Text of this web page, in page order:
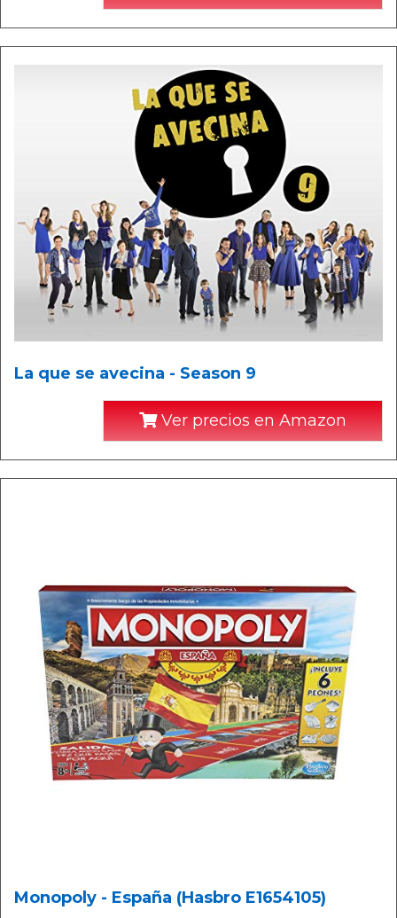
La que se avecina - Season 9
Ver precios en Amazon
Monopoly - España (Hasbro E1654105)